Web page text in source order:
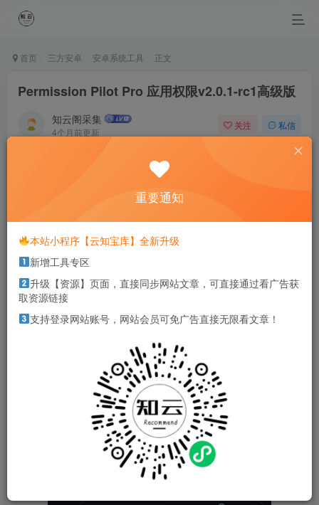
首页 三方安卓 安卓系统工具 正文
Permission Pilot Pro 应用权限v2.0.1-rc1高级版
知云阁采集
4个月前更新
关注 私信
pencil and a dream can take you anywhere.
拿起笔，写下你的梦想，你的人生就从此刻起航
本站部分资源打包为压缩包以方便分享，涉及较多
击解压密码
资源介绍
重要通知
本站小程序【云知宝库】全新升级
新增工具专区
升级【资源】页面，直接同步网站文章，可直接通过看广告获
取资源链接
支持登录网站账号，网站会员可免广告直接无限看文章！